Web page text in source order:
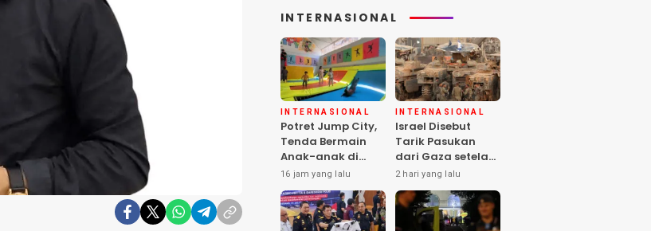
INTERNASIONAL
INTERNASIONAL
Potret Jump City,
Tenda Bermain
Anak-anak di
Tengah Perang
Gaza
16 jam yang lalu
INTERNASIONAL
Israel Disebut
Tarik Pasukan
dari Gaza setelah
Hamas Selesai
Serahkan Senjata
2 hari yang lalu